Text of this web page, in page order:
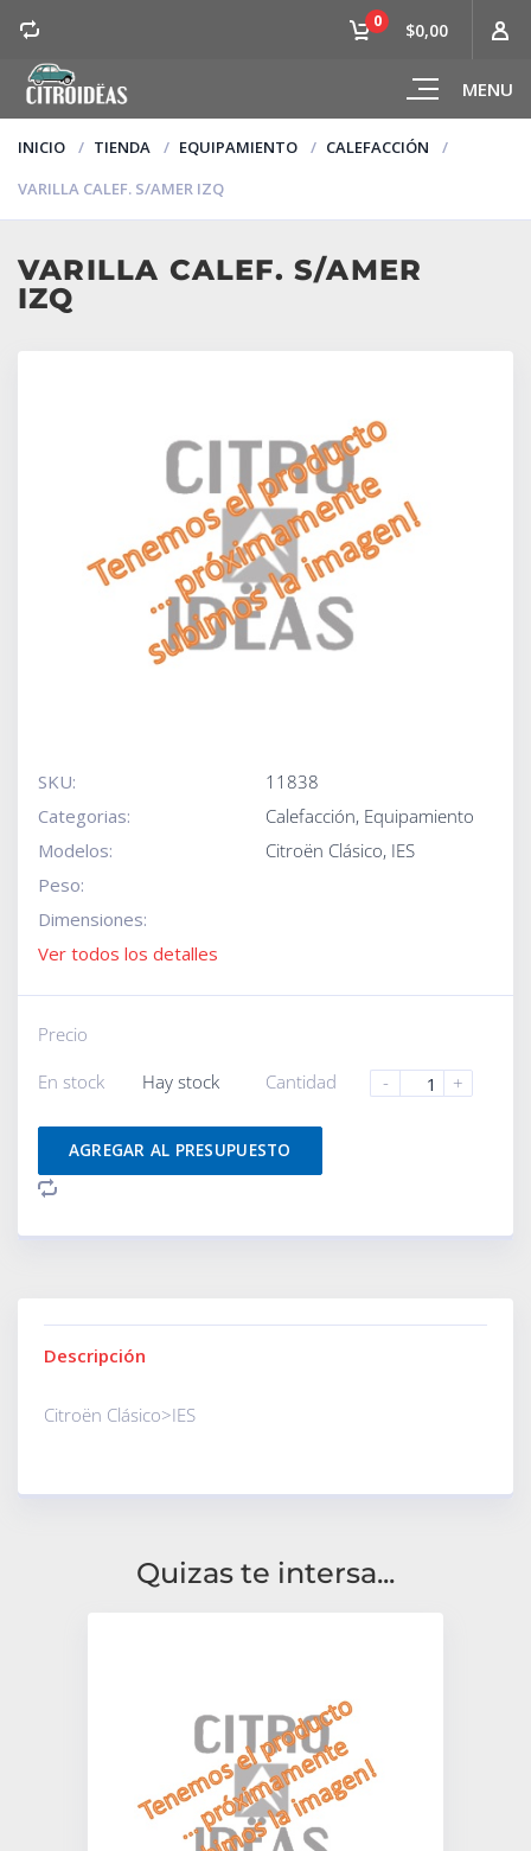
MENU
0 $0,00
INICIO TIENDA EQUIPAMIENTO
CALEFACCIÓN
VARILLA CALEF. S/AMER IZQ
VARILLA CALEF. S/AMER
IZQ
SKU:
11838
Categorias:
Calefacción, Equipamiento
Modelos:
Citroën Clásico, IES
Peso:
Dimensiones:
Ver todos los detalles
Precio
En stock
Hay stock Cantidad - +
AGREGAR AL PRESUPUESTO
Descripción
Citroën Clásico>IES
Quizas te intersa...